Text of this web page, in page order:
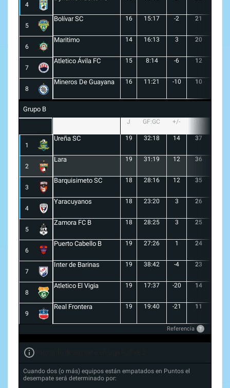
4
5
Bolívar SC 16 15:17 -2 21
6
Maritimo 14 16:13 3 20
7
Atletico Ávila FC 15 8:14 -6 12
8
Mineros De Guayana 16 11:21 -10 10
Grupo B
J GF:GC +/-
1
Ureña SC 19 32:18 14 37
2
Lara 19 31:19 12 36
3
Barquisimeto SC 18 28:16 12 35
4
Yaracuyanos 18 23:20 3 26
5
Zamora FC B 18 28:25 3 25
6
Puerto Cabello B 19 27:26 1 24
7
Inter de Barinas 19 38:42 -4 23
8
Atletico El Vigia 19 17:37 -20 14
9
Real Frontera 19 19:40 -21 11
Referencia ?
Cuando dos (o más) equipos están empatados en Puntos el
desempate será determinado por: